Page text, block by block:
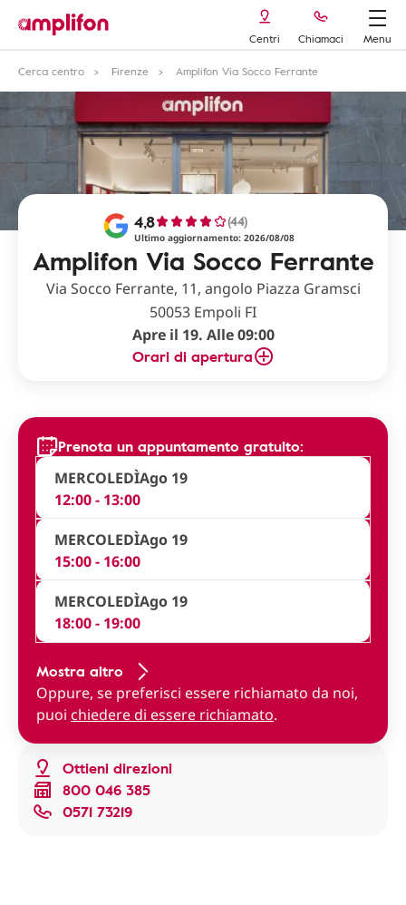
Centri Chiamaci
Menu
Cerca centro
Firenze Amplifon Via Socco Ferrante
Amplifon Via Socco Ferrante
4,8 (44)
Ultimo aggiornamento: 2026/08/08
Via Socco Ferrante, 11, angolo Piazza Gramsci
50053 Empoli FI
Apre il 19. Alle 09:00
Orari di apertura
Ottieni direzioni
800 046 385
0571 73219
Prenota un appuntamento gratuito:
MERCOLEDÌAgo 19
12:00 - 13:00
MERCOLEDÌAgo 19
15:00 - 16:00
MERCOLEDÌAgo 19
18:00 - 19:00
Mostra altro
Oppure, se preferisci essere richiamato da noi,
puoi chiedere di essere richiamato.